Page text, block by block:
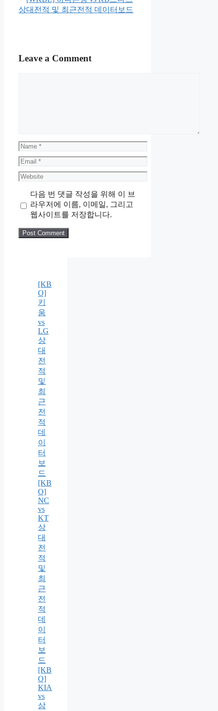
상대전적 및 최근전적 데이터보드
Leave a Comment
Name
Email
Website
다음 번 댓글 작성을 위해 이 브
라우저에 이름, 이메일, 그리고
웹사이트를 저장합니다.
[KB
O]
키
움
vs
LG
상
대
전
적
및
최
근
전
적
데
이
터
보
드
[KB
O]
NC
vs
KT
상
대
전
적
및
최
근
전
적
데
이
터
보
드
[KB
O]
KIA
vs
삼